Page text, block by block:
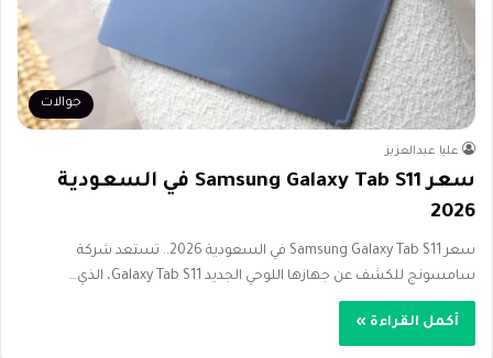
جوالات
عليا عبدالعزيز
سعر Samsung Galaxy Tab S11 في السعودية
2026
سعر Samsung Galaxy Tab S11 في السعودية 2026.. تستعد شركة
سامسونج للكشف عن جهازها اللوحي الجديد Galaxy Tab S11، الذي…
أكمل القراءة »